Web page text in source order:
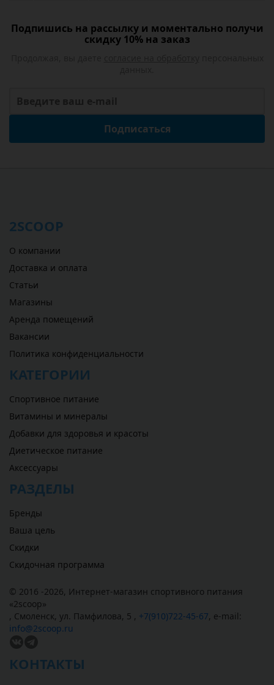
Подпишись на рассылку и моментально получи
скидку 10% на заказ
Подписаться
2SCOOP
О компании
Доставка и оплата
Статьи
Магазины
Аренда помещений
Вакансии
Политика конфиденциальности
КАТЕГОРИИ
Спортивное питание
Витамины и минералы
Добавки для здоровья и красоты
Диетическое питание
Аксессуары
РАЗДЕЛЫ
Бренды
Ваша цель
Скидки
Скидочная программа
© 2016 -2026, Интернет-магазин спортивного питания
«2scoop»
, Смоленск, ул. Памфилова, 5 , +7(910)722-45-67, e-mail:
info@2scoop.ru
КОНТАКТЫ